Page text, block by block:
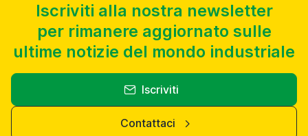
Iscriviti alla nostra newsletter
per rimanere aggiornato sulle
ultime notizie del mondo industriale
Iscriviti
Contattaci